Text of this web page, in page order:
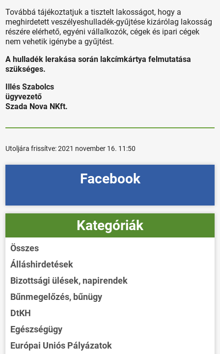
Továbbá tájékoztatjuk a tisztelt lakosságot, hogy a
meghirdetett veszélyeshulladék-gyűjtése kizárólag lakosság
részére elérhető, egyéni vállalkozók, cégek és ipari cégek
nem vehetik igénybe a gyűjtést.
A hulladék lerakása során lakcímkártya felmutatása
szükséges.
Illés Szabolcs
ügyvezető
Szada Nova NKft.
Utoljára frissítve:2021 november 16. 11:50
Facebook
Kategóriák
Összes
Álláshirdetések
Bizottsági ülések, napirendek
Bűnmegelőzés, bűnügy
DtKH
Egészségügy
Európai Uniós Pályázatok